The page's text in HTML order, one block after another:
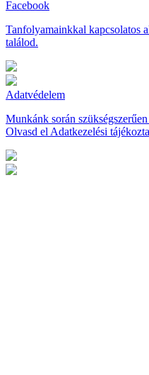
Facebook
Tanfolyamainkkal kapcsolatos
találod.
Adatvédelem
Munkánk során
Olvasd el Adatkezelési